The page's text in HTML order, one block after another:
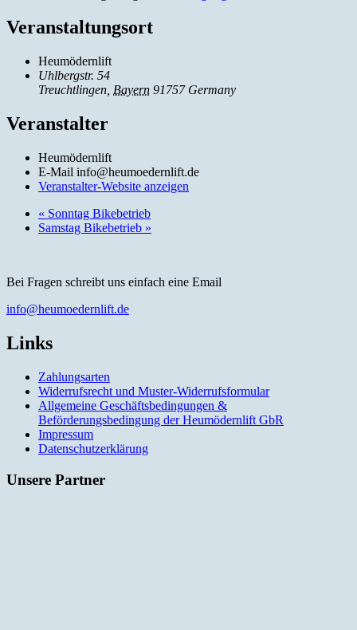
Veranstaltungsort
Heumödernlift
Uhlbergstr. 54
Treuchtlingen Bayern 91757 Germany
Veranstalter
Heumödernlift
E-Mail info@heumoedernlift.de
Veranstalter-Website anzeigen
« Sonntag Bikebetrieb
Samstag Bikebetrieb »
Bei Fragen schreibt uns einfach eine Email
info@heumoedernlift.de
Links
Zahlungsarten
Widerrufsrecht und Muster-Widerrufsformular
Allgemeine Geschäftsbedingungen &
Beförderungsbedingung der Heumödernlift GbR
Impressum
Datenschutzerklärung
Unsere Partner